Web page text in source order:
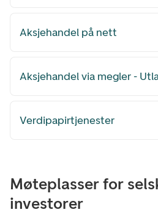
Aksjehandel på nett
Aksjehandel via megler -
Verdipapirtjenester
Møteplasser for
investorer